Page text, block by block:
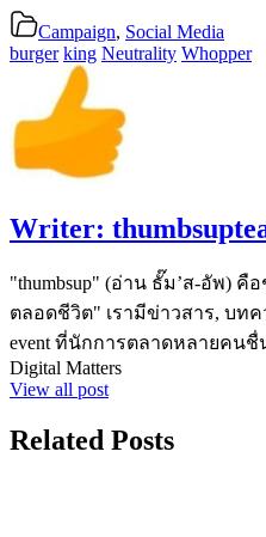
Campaign, Social Media
burger king Neutrality Whopper
Writer:
"thumbsup" (อ่าน ธั๊ม’ส-อัพ)
ตลอดชีวิต" เรามีข่าวสาร, บ
event ที่นักการตลาดหลายคนชื่น
Digital Matters
View all post
Related Posts